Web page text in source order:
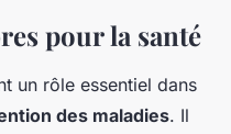
pour la santé
un rôle essentiel dans
des maladies. Il